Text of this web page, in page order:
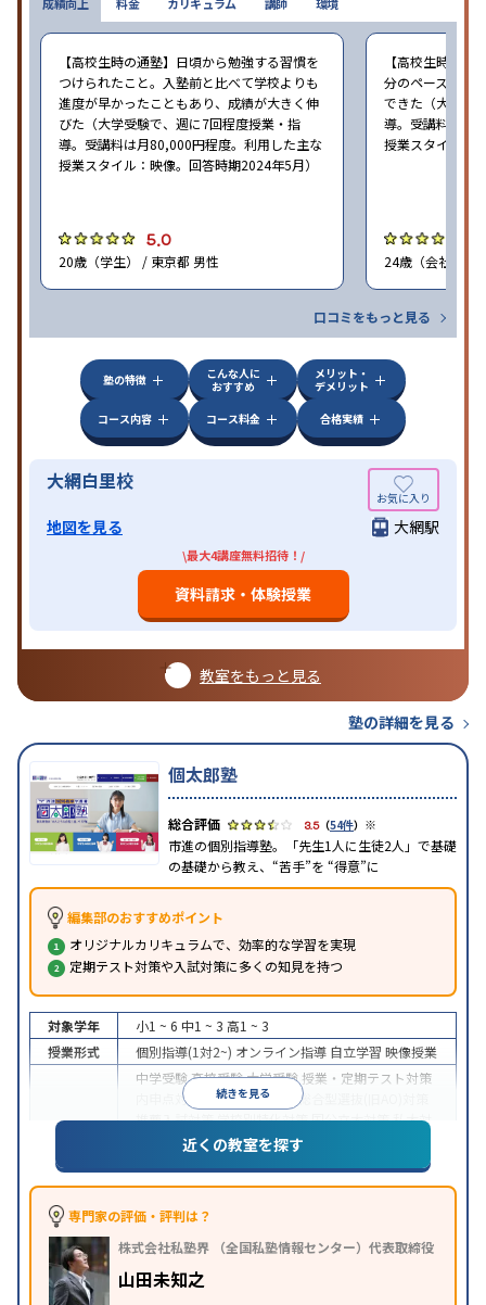
成績向上
【高校生時の通塾】日頃から勉強する習慣を
つけられたこと。入塾前と比べて学校よりも
進度が早かったこともあり、成績が大きく伸
びた（大学受験で、週に7回程度授業・指
導。受講料は月80,000円程度。利用した主な
授業スタイル：映像。回答時期2024年5月）
5.0
20歳（学生） / 東京都 男性
【高校生時の通
分のペースで進
できた（大学受
導。受講料は月
授業スタイル：
24歳（会社員<
口コミをもっと見る
料金 カリキュラム 講師 環境
塾の特徴
こんな人に
おすすめ
メリット・
デメリット
コース内容
コース料金 合格実績
大網白里校
地図を見る 大網駅
\最大4講座無料招待！/
資料請求・体験授業
教室をもっと見る
塾の詳細を見る
個太郎塾
3.5（54件） ※
市進の個別指導塾。「先生1人に生徒2人」で基礎
の基礎から教え、“苦手”を “得意”に
編集部のおすすめポイント
オリジナルカリキュラムで、効率的な学習を実現
定期テスト対策や入試対策に多くの知見を持つ
続きを見る
対象学年 小1 ~ 6 中1 ~ 3 高1 ~ 3
授業形式
個別指導(1対2~) オンライン指導 自立学習 映像授業
中学受験高校受験大学受験 授業・定期テスト対策
内申点対策
学習習慣の定着
総合型選抜(旧AO)対策
推薦入試対策学校別特化対策国公立大対策私大対
共通テスト対策英検(英語検定)対策
その他
特徴
中高一貫校生に対応
応
学習にPC・タブレットを利用
科目から受講可能 季節講習のみの受講可自習室あ
り
※2023年3月調査。
小学校高学年の個別指導塾アンケート調査方法
近くの教室を探す
専門家の評価・評判は？
株式会社私塾界 （全国私塾情報センター）代表取締役
山田未知之